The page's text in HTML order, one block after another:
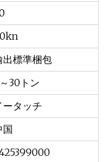
出標準梱包
30トン
ータッチ
国